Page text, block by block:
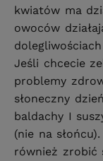
kwiatów ma
owoców
dolegliwościach
Jeśli chcecie
problemy
słoneczny
baldachy I
(nie na
również zrobić